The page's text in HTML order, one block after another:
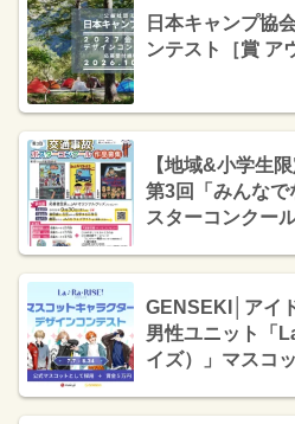
日本キャンプ協
ンテスト［賞 ア
【地域&小学生
第3回「みんな
スターコンクー
マパーク「カン
をプレゼント！
GENSEKI│アイ
男性ユニット「
イズ）」マスコ
アルとして採用